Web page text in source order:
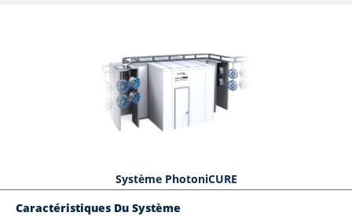
Système PhotoniCURE
Caractéristiques Du Système